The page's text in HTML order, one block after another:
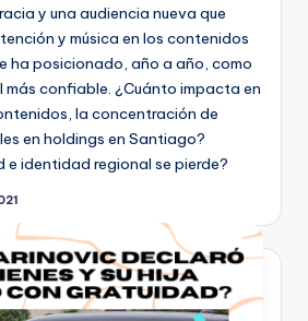
y una audiencia nueva que
y música en los contenidos
ha posicionado, año a año, como
más confiable. ¿Cuánto impacta en
la concentración de
en holdings en Santiago?
e identidad regional se pierde?